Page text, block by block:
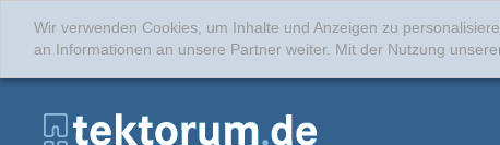
Wir verwenden Cookies, um Inhalte und Anzeigen zu
an Informationen an unsere Partner weiter. Mit der Nutzung